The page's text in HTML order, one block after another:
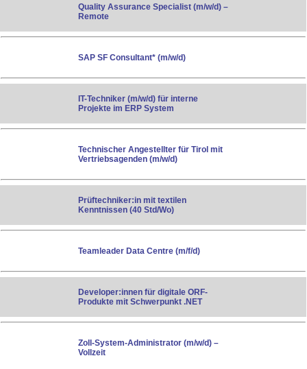
Quality Assurance Specialist (m/w/d) –
Remote
SAP SF Consultant* (m/w/d)
IT-Techniker (m/w/d) für interne
Projekte im ERP System
Technischer Angestellter für Tirol mit
Vertriebsagenden (m/w/d)
Prüftechniker:in mit textilen
Kenntnissen (40 Std/Wo)
Teamleader Data Centre (m/f/d)
Developer:innen für digitale ORF-
Produkte mit Schwerpunkt .NET
Zoll-System-Administrator (m/w/d) –
Vollzeit